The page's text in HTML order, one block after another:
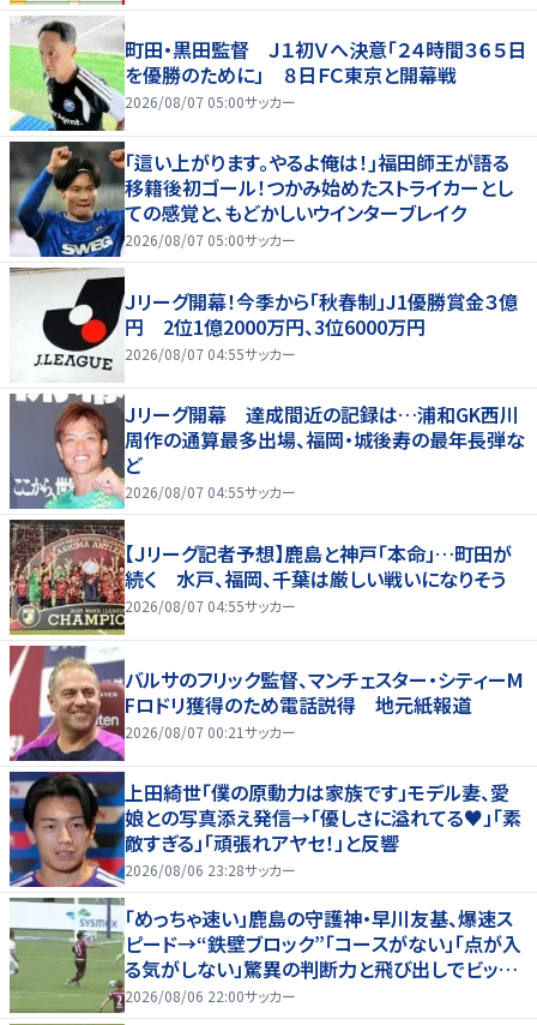
町田・黒田監督 Ｊ１初Ｖへ決意「２４時間３６５日
を優勝のために」 ８日ＦＣ東京と開幕戦
2026/08/07 05:00サッカー
｢這い上がります。やるよ俺は！｣福田師王が語る
移籍後初ゴール！つかみ始めたストライカーとし
ての感覚と、もどかしいウインターブレイク
2026/08/07 05:00サッカー
Ｊリーグ開幕！今季から「秋春制」J1優勝賞金３億
円 2位1億2000万円、3位6000万円
2026/08/07 04:55サッカー
Ｊリーグ開幕 達成間近の記録は…浦和GK西川
周作の通算最多出場、福岡・城後寿の最年長弾な
ど
2026/08/07 04:55サッカー
【Ｊリーグ記者予想】鹿島と神戸「本命」…町田が
続く 水戸、福岡、千葉は厳しい戦いになりそう
2026/08/07 04:55サッカー
バルサのフリック監督、マンチェスター・シティーM
Fロドリ獲得のため電話説得 地元紙報道
2026/08/07 00:21サッカー
上田綺世「僕の原動力は家族です」モデル妻、愛
娘との写真添え発信→「優しさに溢れてる♥」「素
敵すぎる」「頑張れアヤセ！」と反響
2026/08/06 23:28サッカー
「めっちゃ速い」鹿島の守護神・早川友基、爆速ス
ピード→“鉄壁ブロック”「コースがない」「点が入
る気がしない」驚異の判断力と飛び出しでビッグ
セーブ
2026/08/06 22:00サッカー